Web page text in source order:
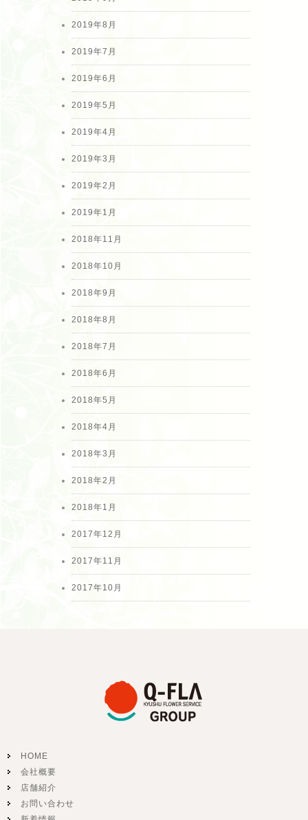
2019年8月
2019年7月
2019年6月
2019年5月
2019年4月
2019年3月
2019年2月
2019年1月
2018年11月
2018年10月
2018年9月
2018年8月
2018年7月
2018年6月
2018年5月
2018年4月
2018年3月
2018年2月
2018年1月
2017年12月
2017年11月
2017年10月
HOME
会社概要
店舗紹介
お問い合わせ